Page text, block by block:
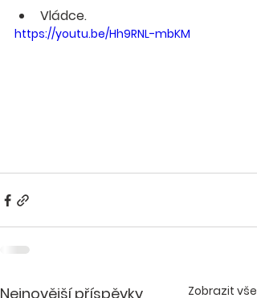
Vládce.
https://youtu.be/Hh9RNL-mbKM
Nejnovější příspěvky Zobrazit vše